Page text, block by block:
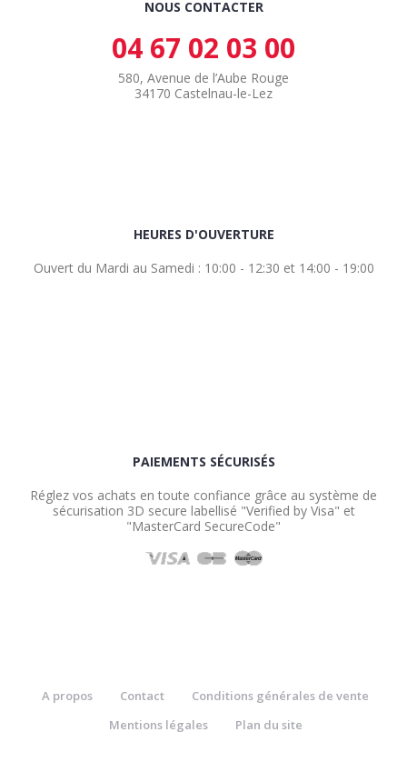
NOUS CONTACTER
04 67 02 03 00
580, Avenue de l’Aube Rouge
34170 Castelnau-le-Lez
HEURES D'OUVERTURE
Ouvert du Mardi au Samedi : 10:00 - 12:30 et 14:00 - 19:00
PAIEMENTS SÉCURISÉS
Réglez vos achats en toute confiance grâce au système de
sécurisation 3D secure labellisé "Verified by Visa" et
"MasterCard SecureCode"
A propos Contact
Conditions générales de vente
Mentions légales
Plan du site